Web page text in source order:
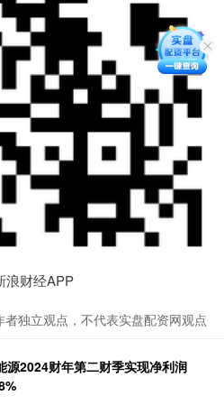
浪财经APP
者独立观点，不代表实盘配资网观点
源2024财年第二财季实现净利润